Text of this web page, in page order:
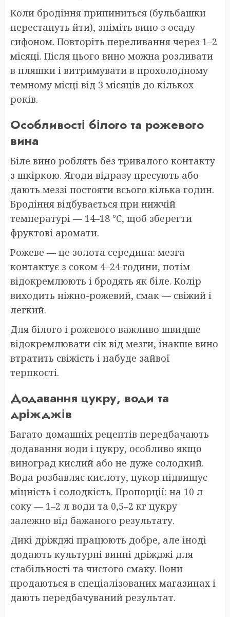
Коли бродіння припиниться (бульбашки
перестануть йти), зніміть вино з осаду
сифоном. Повторіть переливання через 1–2
місяці. Після цього вино можна розливати
в пляшки і витримувати в прохолодному
темному місці від 3 місяців до кількох
років.
Особливості білого та рожевого
вина
Біле вино роблять без тривалого контакту
з шкіркою. Ягоди відразу пресують або
дають меззі постояти всього кілька годин.
Бродіння відбувається при нижчій
температурі — 14–18 °C, щоб зберегти
фруктові аромати.
Рожеве — це золота середина: мезга
контактує з соком 4–24 години, потім
відокремлюють і бродять як біле. Колір
виходить ніжно-рожевий, смак — свіжий і
легкий.
Для білого і рожевого важливо швидше
відокремлювати сік від мезги, інакше вино
втратить свіжість і набуде зайвої
терпкості.
Додавання цукру, води та
дріжджів
Багато домашніх рецептів передбачають
додавання води і цукру, особливо якщо
виноград кислий або не дуже солодкий.
Вода розбавляє кислоту, цукор підвищує
міцність і солодкість. Пропорції: на 10 л
соку — 1–2 л води та 0,5–2 кг цукру
залежно від бажаного результату.
Дикі дріжджі працюють добре, але іноді
додають культурні винні дріжджі для
стабільності та чистого смаку. Вони
продаються в спеціалізованих магазинах і
дають передбачуваний результат.